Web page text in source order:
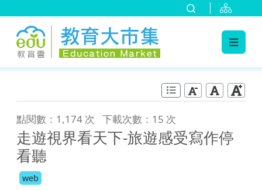
點閱數：1,174 次 下載次數：15 次
走遊視界看天下-旅遊感受寫作停
看聽
web